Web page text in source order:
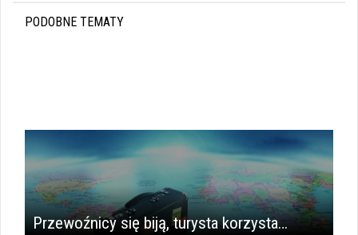
PODOBNE TEMATY
Przewoźnicy się biją, turysta korzysta…